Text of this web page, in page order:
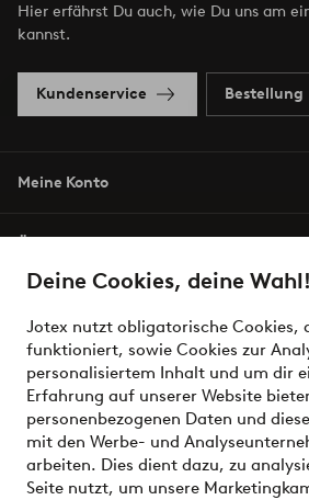
Deine Cookies, deine Wahl!
Jotex nutzt obligatorische Cookies,
funktioniert, sowie Cookies zur
personalisiertem Inhalt und um dir
Erfahrung auf unserer Website
personenbezogenen Daten und
mit den Werbe- und
arbeiten. Dies dient dazu, zu
Seite nutzt, um unsere
Hier erfährst Du auch, wie Du uns am
kannst.
Kundenservice Bestellung
Meine Konto
Bedingungen
Sichere Zahlungen - Jetzt
Möchtest du mehr über